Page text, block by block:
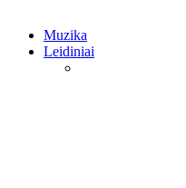
Muzika
Leidiniai